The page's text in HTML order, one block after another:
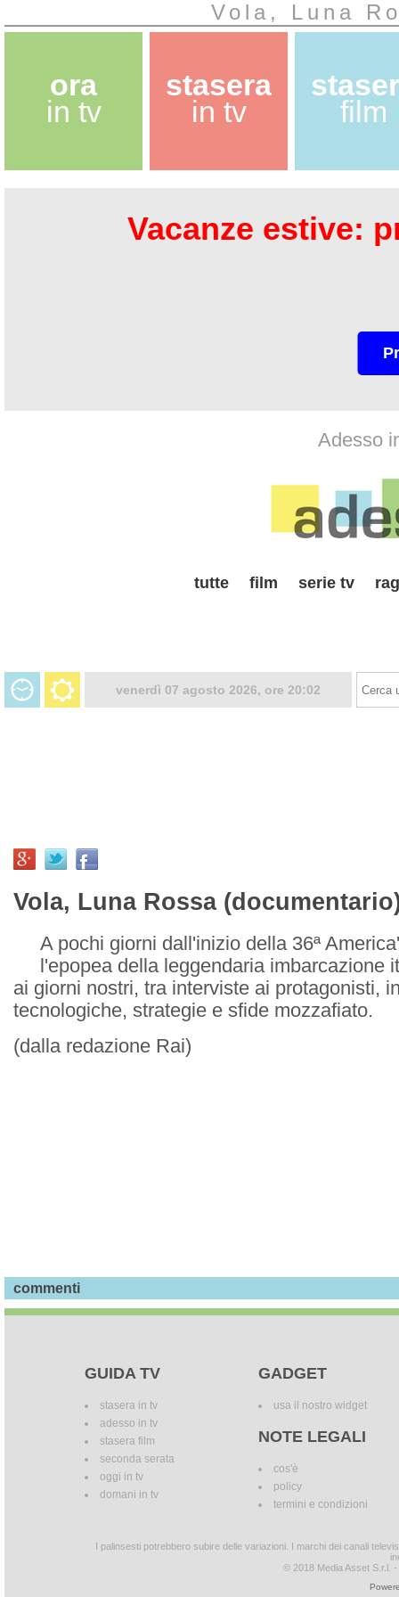
Vola, Luna
ora
in tv
stasera
in tv
film
Vacanze estive:
Adesso
tutte film serie tv
venerdì 07 agosto 2026, ore 20:02
Vola, Luna Rossa
A pochi giorni dall'inizio della 36ª
l'epopea della leggendaria imbarcazione
ai giorni nostri, tra interviste ai protagonisti,
tecnologiche, strategie e sfide mozzafiato.
(dalla redazione Rai)
commenti
GUIDA TV
stasera in tv
adesso in tv
stasera film
seconda serata
oggi in tv
domani in tv
GADGET
usa il nostro widget
NOTE LEGALI
cos'è
policy
termini e condizioni
I palinsesti potrebbero subire delle variazioni. I marchi dei canali
© 2018 Media Asset S.r.l.